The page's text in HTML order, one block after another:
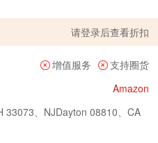
请登录后查看折扣
增值服务
支持圈货
Amazon
33073、NJDayton 08810、CA